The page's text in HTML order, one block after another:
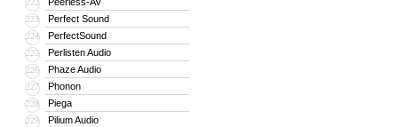
222
223 Perfect Sound
224 PerfectSound
225 Perlisten Audio
226 Phaze Audio
227 Phonon
228 Piega
229 Pilium Audio